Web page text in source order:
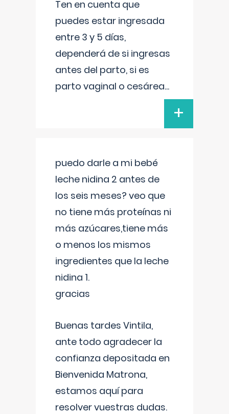
Ten en cuenta que
puedes estar ingresada
entre 3 y 5 días,
dependerá de si ingresas
antes del parto, si es
parto vaginal o cesárea...
+
puedo darle a mi bebé
leche nidina 2 antes de
los seis meses? veo que
no tiene más proteínas ni
más azúcares,tiene más
o menos los mismos
ingredientes que la leche
nidina 1.
gracias
Buenas tardes Vintila,
ante todo agradecer la
confianza depositada en
Bienvenida Matrona,
estamos aquí para
resolver vuestras dudas.